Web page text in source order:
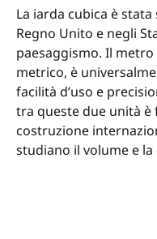
La iarda cubica è
Regno Unito e negli
paesaggismo. Il
metrico, è
facilità d’uso e
tra queste due unità
costruzione
studiano il volume e la